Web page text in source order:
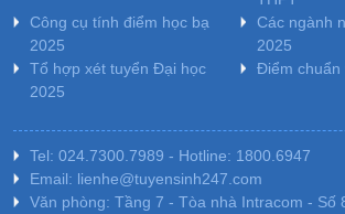
Công cụ tính điểm học bạ
2025
Các ngành
2025
Tổ hợp xét tuyển Đại học
2025
Điểm chuẩn
Tel: 024.7300.7989 - Hotline: 1800.6947
Email: lienhe@tuyensinh247.com
Văn phòng: Tầng 7 - Tòa nhà Intracom - Số